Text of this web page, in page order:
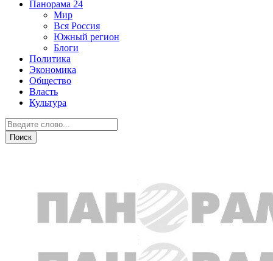
Панорама 24
Мир
Вся Россия
Южный регион
Блоги
Политика
Экономика
Общество
Власть
Культура